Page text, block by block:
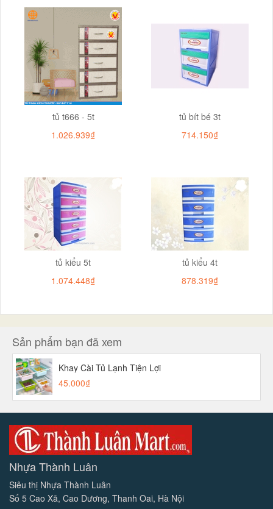
tủ t666 - 5t
1.026.939₫
tủ bít bé 3t
714.150₫
tủ kiểu 5t
1.074.448₫
tủ kiểu 4t
878.319₫
Sản phẩm bạn đã xem
Khay Cài Tủ Lạnh Tiện Lợi
45.000₫
Nhựa Thành Luân
Siêu thị Nhựa Thành Luân
Số 5 Cao Xã, Cao Dương, Thanh Oai, Hà Nội